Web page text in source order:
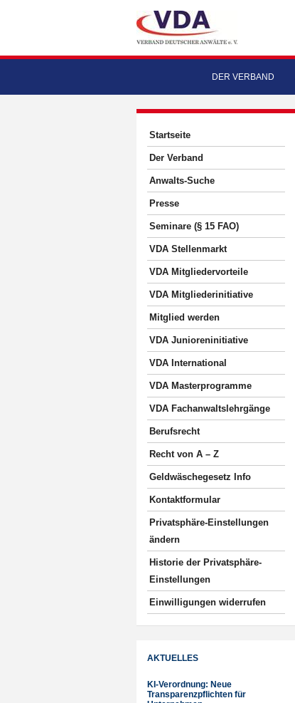
DER VERBAND
Startseite
Der Verband
Anwalts-Suche
Presse
Seminare (§ 15 FAO)
VDA Stellenmarkt
VDA Mitgliedervorteile
VDA Mitgliederinitiative
Mitglied werden
VDA Junioreninitiative
VDA International
VDA Masterprogramme
VDA Fachanwaltslehrgänge
Berufsrecht
Recht von A – Z
Geldwäschegesetz Info
Kontaktformular
Privatsphäre-Einstellungen
ändern
Historie der Privatsphäre-
Einstellungen
Einwilligungen widerrufen
AKTUELLES
KI-Verordnung: Neue
Transparenzpflichten für